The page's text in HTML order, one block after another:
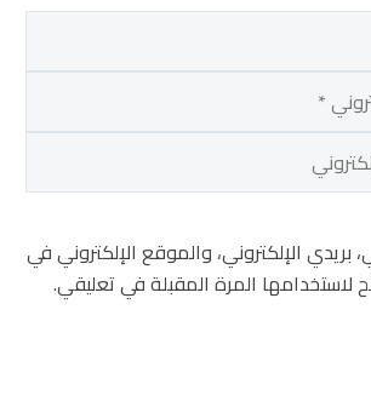
الإلكتروني، والموقع الإلكتروني في
لاستخدامها المرة المقبلة في تعليقي.